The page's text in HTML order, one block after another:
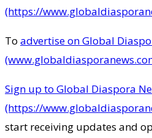
(https://
To advertise on Global
Sign up to Global Diaspora
(https://
start receiving updates and